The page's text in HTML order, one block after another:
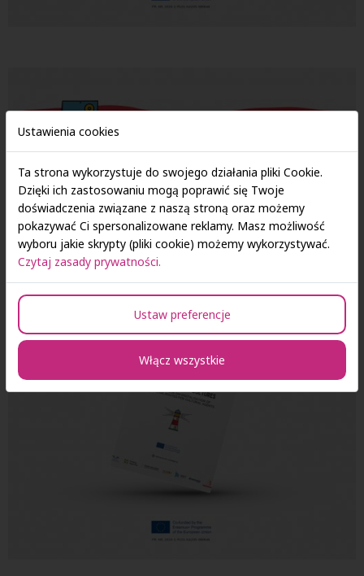
Ustawienia cookies
Ta strona wykorzystuje do swojego działania pliki Cookie.
Dzięki ich zastosowaniu mogą poprawić się Twoje
doświadczenia związane z naszą stroną oraz możemy
pokazywać Ci spersonalizowane reklamy. Masz możliwość
wyboru jakie skrypty (pliki cookie) możemy wykorzystywać.
Czytaj zasady prywatności.
Ustaw preferencje
Włącz wszystkie